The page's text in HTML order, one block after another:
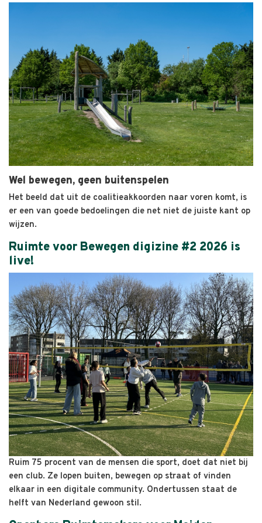
Wel bewegen, geen buitenspelen
Het beeld dat uit de coalitieakkoorden naar voren komt, is
er een van goede bedoelingen die net niet de juiste kant op
wijzen.
Ruimte voor Bewegen digizine #2 2026 is
live!
Ruim 75 procent van de mensen die sport, doet dat niet bij
een club. Ze lopen buiten, bewegen op straat of vinden
elkaar in een digitale community. Ondertussen staat de
helft van Nederland gewoon stil.